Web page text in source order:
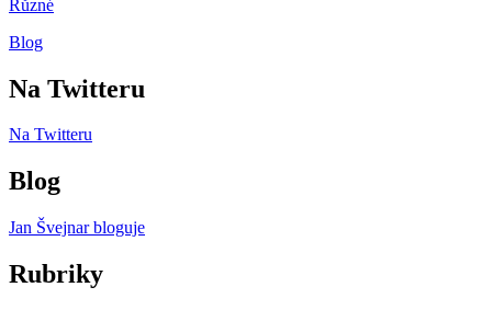
Různé
Blog
Na Twitteru
Na Twitteru
Blog
Jan Švejnar bloguje
Rubriky